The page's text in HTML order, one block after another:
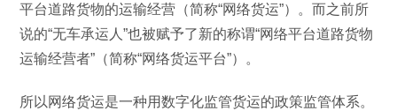
平台道路货物的运输经营（简称“网络货运”）。而之前所
说的“无车承运人”也被赋予了新的称谓“网络平台道路货物
运输经营者”（简称“网络货运平台”）。
所以网络货运是一种用数字化监管货运的政策监管体系。